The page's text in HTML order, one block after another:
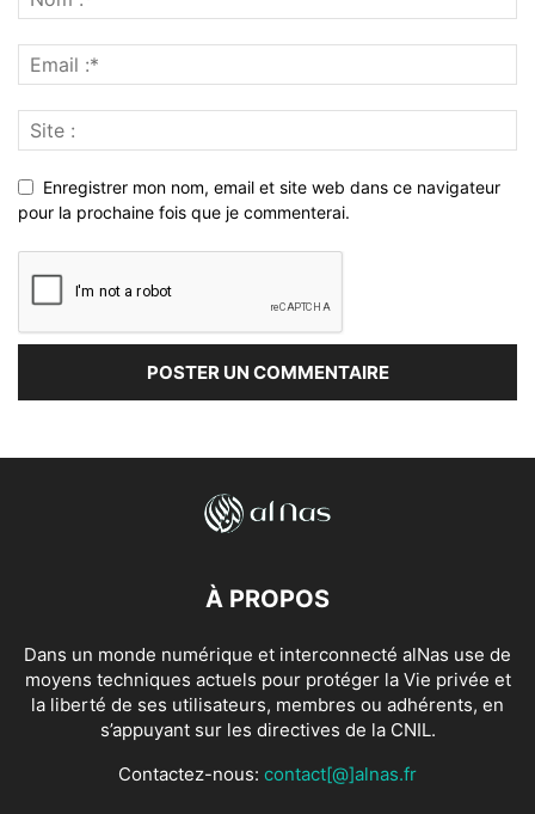
Enregistrer mon nom, email et site web dans ce navigateur
pour la prochaine fois que je commenterai.
À PROPOS
Dans un monde numérique et interconnecté alNas use de
moyens techniques actuels pour protéger la Vie privée et
la liberté de ses utilisateurs, membres ou adhérents, en
s’appuyant sur les directives de la CNIL.
Contactez-nous: contact[@]alnas.fr